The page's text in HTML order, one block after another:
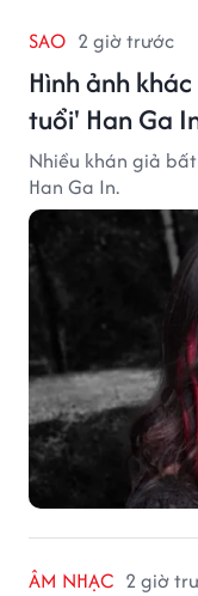
SAO 2 giờ trước
Hình ảnh
tuổi' Han Ga
Nhiều khán giả
Han Ga In.
ÂM NHẠC 2 giờ